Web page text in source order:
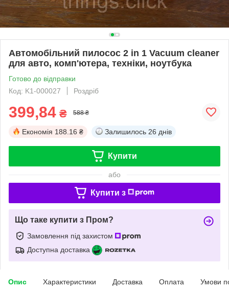
Автомобільний пилосос 2 in 1 Vacuum cleaner
для авто, комп'ютера, техніки, ноутбука
Готово до відправки
Код: K1-000027
Роздріб
399,84 ₴ 588 ₴
Економія 188.16 ₴ Залишилось 26 днів
Купити
або
Купити з
Що таке купити з Пром?
Замовлення під захистом
Доступна доставка
Опис Характеристики Доставка Оплата Умови